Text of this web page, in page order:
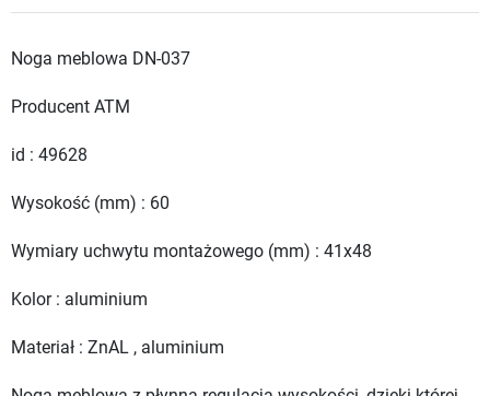
Noga meblowa DN-037
Producent ATM
id : 49628
Wysokość (mm) : 60
Wymiary uchwytu montażowego (mm) : 41x48
Kolor : aluminium
Materiał : ZnAL , aluminium